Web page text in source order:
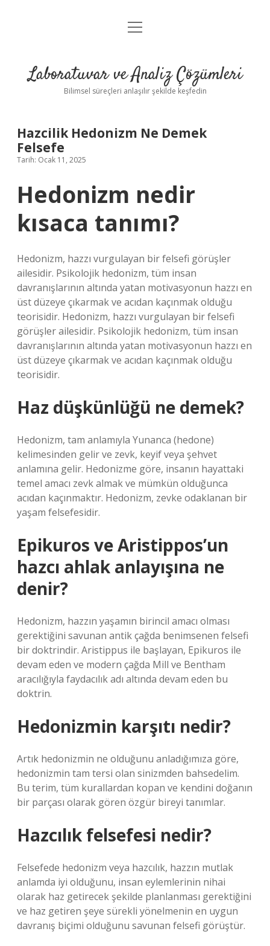
Anasayfa
Yasal Uyarı
menüyü
Laboratuvar ve Analiz Çözümleri
Bilimsel süreçleri anlaşılır şekilde keşfedin
Hazcilik Hedonizm Ne Demek
Felsefe
Tarih: Ocak 11, 2025
Hedonizm nedir
kısaca tanımı?
Hedonizm, hazzı vurgulayan bir felsefi görüşler
ailesidir. Psikolojik hedonizm, tüm insan
davranışlarının altında yatan motivasyonun hazzı en
üst düzeye çıkarmak ve acıdan kaçınmak olduğu
teorisidir. Hedonizm, hazzı vurgulayan bir felsefi
görüşler ailesidir. Psikolojik hedonizm, tüm insan
davranışlarının altında yatan motivasyonun hazzı en
üst düzeye çıkarmak ve acıdan kaçınmak olduğu
teorisidir.
Haz düşkünlüğü ne demek?
Hedonizm, tam anlamıyla Yunanca (hedone)
kelimesinden gelir ve zevk, keyif veya şehvet
anlamına gelir. Hedonizme göre, insanın hayattaki
temel amacı zevk almak ve mümkün olduğunca
acıdan kaçınmaktır. Hedonizm, zevke odaklanan bir
yaşam felsefesidir.
Epikuros ve Aristippos’un
hazcı ahlak anlayışına ne
denir?
Hedonizm, hazzın yaşamın birincil amacı olması
gerektiğini savunan antik çağda benimsenen felsefi
bir doktrindir. Aristippus ile başlayan, Epikuros ile
devam eden ve modern çağda Mill ve Bentham
aracılığıyla faydacılık adı altında devam eden bu
doktrin.
Hedonizmin karşıtı nedir?
Artık hedonizmin ne olduğunu anladığımıza göre,
hedonizmin tam tersi olan sinizmden bahsedelim.
Bu terim, tüm kurallardan kopan ve kendini doğanın
bir parçası olarak gören özgür bireyi tanımlar.
Hazcılık felsefesi nedir?
Felsefede hedonizm veya hazcılık, hazzın mutlak
anlamda iyi olduğunu, insan eylemlerinin nihai
olarak haz getirecek şekilde planlanması gerektiğini
ve haz getiren şeye sürekli yönelmenin en uygun
davranış biçimi olduğunu savunan felsefi görüştür.